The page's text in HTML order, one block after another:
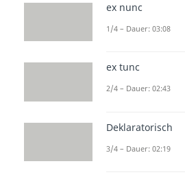
In welchen
eine
zur
(00:37)
In welchen
ex nunc
1/4 – Dauer: 03:08
ex tunc
2/4 – Dauer: 02:43
Deklaratorisch
3/4 – Dauer: 02:19